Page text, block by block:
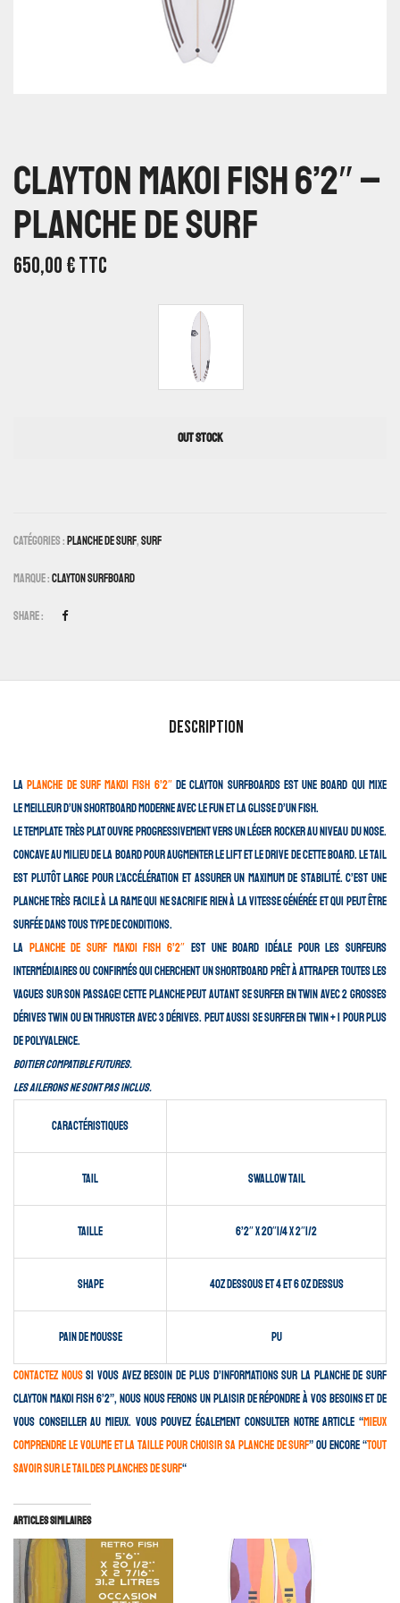
Clayton Makoi Fish 6’2″ –
Planche De Surf
650,00€TTC
OUT STOCK
Catégories : Planche De Surf,Surf
Marque :Clayton Surfboard
Share :
Description
La planche de surf Makoi Fish 6’2″de CLAYTON Surfboards est une board qui mixe
le meilleur d’un shortboard moderne avec le fun et la glisse d’un fish.
Le template très plat ouvre progressivement vers un léger rocker au niveau du nose.
Concave au milieu de la board pour augmenter le lift et le drive de cette board. Le tail
est plutôt large pour l’accélération et assurer un maximum de stabilité. C’est une
planche très facile à la rame qui ne sacrifie rien à la vitesse générée et qui peut être
surfée dans tous type de conditions.
La planche de surf Makoi fish 6’2″ est une board idéale pour les surfeurs
intermédiaires ou confirmés qui cherchent un shortboard prêt à attraper toutes les
vagues sur son passage! Cette planche peut autant se surfer en Twin avec 2 grosses
dérives twin ou en thruster avec 3 dérives. Peut aussi se surfer en twin + 1 pour plus
de polyvalence.
Boitiercompatible Futures.
Les ailerons ne sont pas inclus.
Caractéristiques
Tail Swallow tail
Taille 6’2″ x 20″1/4 x 2″1/2
Shape 4OZ dessous et 4 et 6 OZ dessus
Pain de mousse PU
Contactez nous si vous avez besoin de plus d’informations sur la planche de surf
Clayton Makoi Fish 6’2”, nous nous ferons un plaisir de répondre à vos besoins et de
vous conseiller au mieux. Vous pouvez également consulter notre article “mieux
comprendre le volume et la taille pour choisir sa planche de surf” ou encore “Tout
savoir sur le tail des planches de surf“
Articles similaires